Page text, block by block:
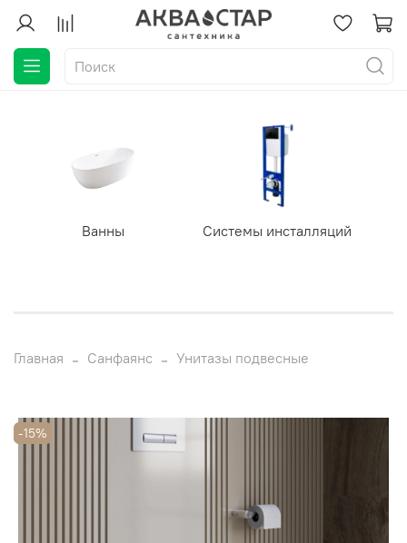
Ванны Системы инсталляций
Главная Санфаянс Унитазы подвесные
-15%